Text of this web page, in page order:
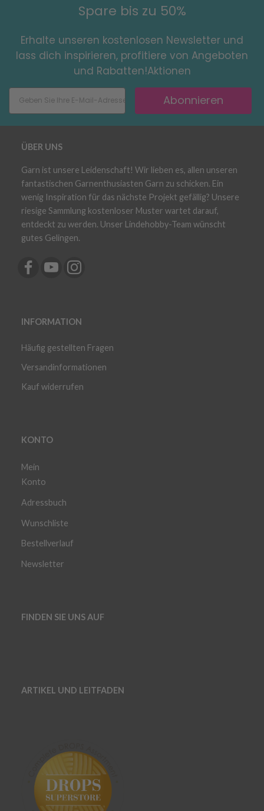
Spare bis zu 50%
Erhalte unseren kostenlosen Newsletter und
lass dich inspirieren, profitiere von Angeboten
und Rabatten!Aktionen
Abonnieren
ÜBER UNS
Garn ist unsere Leidenschaft! Wir lieben es, allen unseren
fantastischen Garnenthusiasten Garn zu schicken. Ein
wenig Inspiration für das nächste Projekt gefällig? Unsere
riesige Sammlung kostenloser Muster wartet darauf,
entdeckt zu werden. Unser Lindehobby-Team wünscht
gutes Gelingen.
INFORMATION
Häufig gestellten Fragen
Versandinformationen
Kauf widerrufen
KONTO
Mein
Konto
Adressbuch
Wunschliste
Bestellverlauf
Newsletter
FINDEN SIE UNS AUF
ARTIKEL UND LEITFADEN